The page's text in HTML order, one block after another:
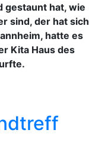
gestaunt hat, wie
sind, der hat sich
hatte es
Kita Haus des